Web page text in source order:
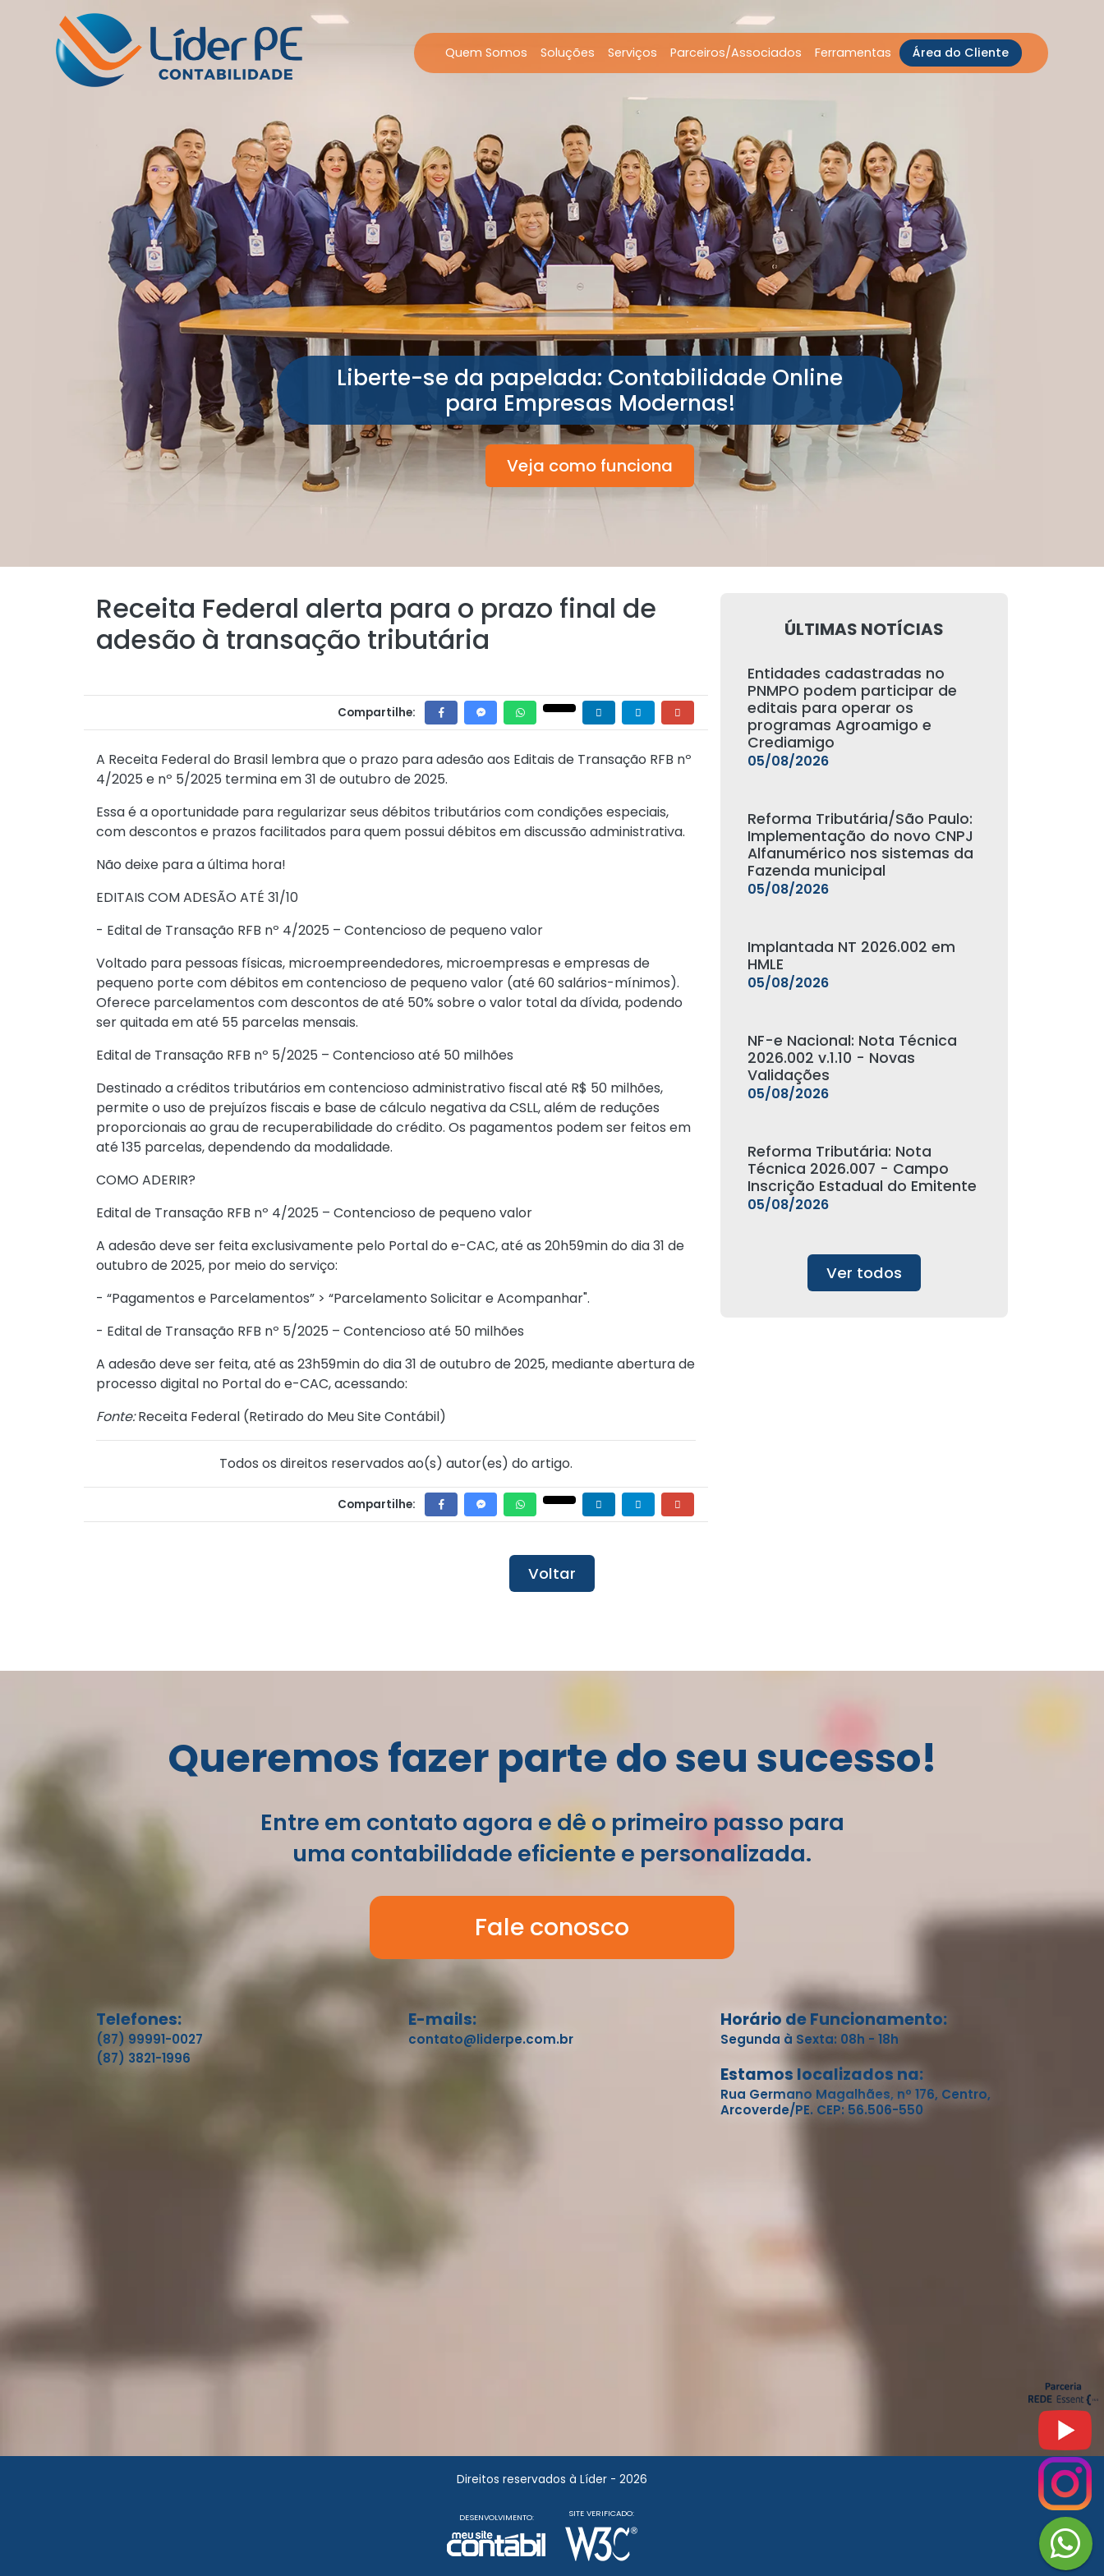
Quem Somos Soluções Serviços Parceiros/Associados Ferramentas Área do Cliente
Liberte-se da papelada: Contabilidade Online
para Empresas Modernas!
Veja como funciona
Receita Federal alerta para o prazo final de
adesão à transação tributária
Compartilhe:
A Receita Federal do Brasil lembra que o prazo para adesão aos Editais de Transação RFB nº
4/2025 e nº 5/2025 termina em 31 de outubro de 2025.
Essa é a oportunidade para regularizar seus débitos tributários com condições especiais,
com descontos e prazos facilitados para quem possui débitos em discussão administrativa.
Não deixe para a última hora!
EDITAIS COM ADESÃO ATÉ 31/10
- Edital de Transação RFB nº 4/2025 – Contencioso de pequeno valor
Voltado para pessoas físicas, microempreendedores, microempresas e empresas de
pequeno porte com débitos em contencioso de pequeno valor (até 60 salários-mínimos).
Oferece parcelamentos com descontos de até 50% sobre o valor total da dívida, podendo
ser quitada em até 55 parcelas mensais.
Edital de Transação RFB nº 5/2025 – Contencioso até 50 milhões
Destinado a créditos tributários em contencioso administrativo fiscal até R$ 50 milhões,
permite o uso de prejuízos fiscais e base de cálculo negativa da CSLL, além de reduções
proporcionais ao grau de recuperabilidade do crédito. Os pagamentos podem ser feitos em
até 135 parcelas, dependendo da modalidade.
COMO ADERIR?
Edital de Transação RFB nº 4/2025 – Contencioso de pequeno valor
A adesão deve ser feita exclusivamente pelo Portal do e-CAC, até as 20h59min do dia 31 de
outubro de 2025, por meio do serviço:
- “Pagamentos e Parcelamentos” > “Parcelamento Solicitar e Acompanhar".
- Edital de Transação RFB nº 5/2025 – Contencioso até 50 milhões
A adesão deve ser feita, até as 23h59min do dia 31 de outubro de 2025, mediante abertura de
processo digital no Portal do e-CAC, acessando:
Fonte:Receita Federal (Retirado do Meu Site Contábil)
Todos os direitos reservados ao(s) autor(es) do artigo.
Compartilhe:
ÚLTIMAS NOTÍCIAS
Entidades cadastradas no
PNMPO podem participar de
editais para operar os
programas Agroamigo e
Crediamigo
05/08/2026
Reforma Tributária/São Paulo:
Implementação do novo CNPJ
Alfanumérico nos sistemas da
Fazenda municipal
05/08/2026
Implantada NT 2026.002 em
HMLE
05/08/2026
NF-e Nacional: Nota Técnica
2026.002 v.1.10 - Novas
Validações
05/08/2026
Reforma Tributária: Nota
Técnica 2026.007 - Campo
Inscrição Estadual do Emitente
05/08/2026
Ver todos
Voltar
Queremos fazer parte do seu sucesso!
Entre em contato agora e dê o primeiro passo para
uma contabilidade eficiente e personalizada.
Fale conosco
Telefones:
(87) 99991-0027
(87) 3821-1996
E-mails:
contato@liderpe.com.br
Horário de Funcionamento:
Segunda à Sexta: 08h - 18h
Estamos localizados na:
Rua Germano Magalhães, nº 176, Centro,
Arcoverde/PE. CEP: 56.506-550
Direitos reservados à Líder - 2026
DESENVOLVIMENTO: SITE VERIFICADO: